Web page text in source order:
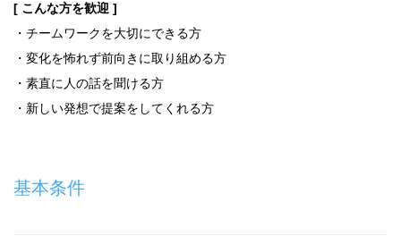
[ こんな方を歓迎 ]
・チームワークを大切にできる方
・変化を怖れず前向きに取り組める方
・素直に人の話を聞ける方
・新しい発想で提案をしてくれる方
基本条件